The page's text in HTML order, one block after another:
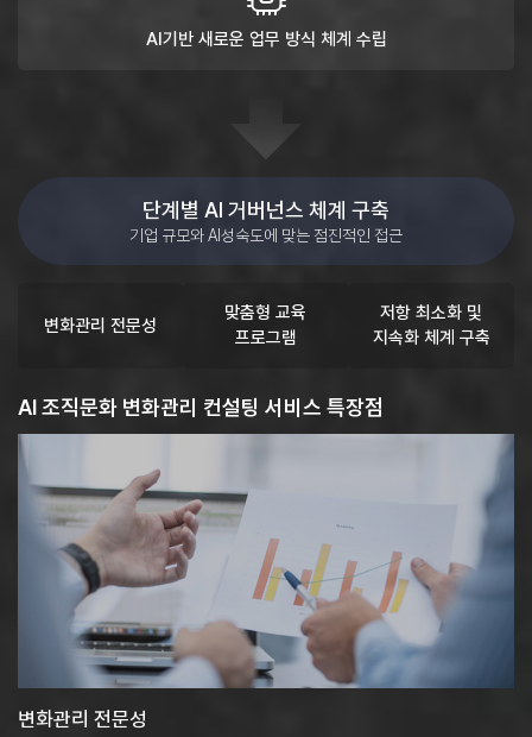
AI기반 새로운 업무 방식 체계 수립
단계별 AI 거버넌스 체계 구축
기업 규모와 AI성숙도에 맞는 점진적인 접근
변화관리 전문성
맞춤형 교육
프로그램
저항 최소화 및
지속화 체계 구축
AI 조직문화 변화관리 컨설팅 서비스 특장점
변화관리 전문성